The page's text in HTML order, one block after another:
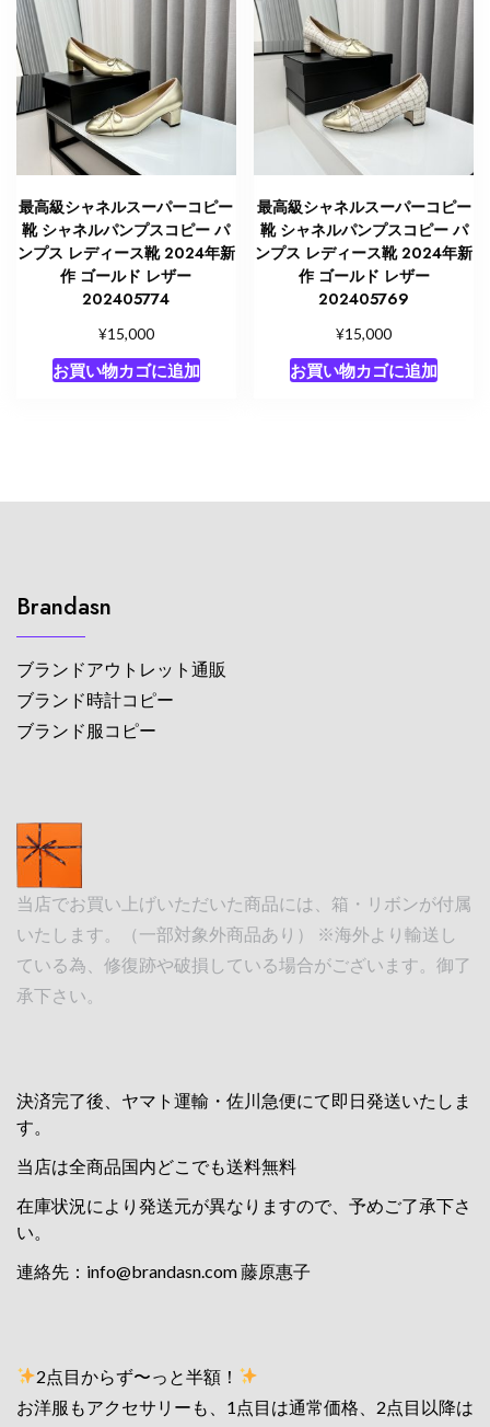
最高級シャネルスーパーコピー
靴 シャネルパンプスコピー パ
ンプス レディース靴 2024年新
作 ゴールド レザー
202405774
¥15,000
お買い物カゴに追加
最高級シャネルスーパーコピー
靴 シャネルパンプスコピー パ
ンプス レディース靴 2024年新
作 ゴールド レザー
202405769
¥15,000
お買い物カゴに追加
Brandasn
ブランドアウトレット通販
ブランド時計コピー
ブランド服コピー
当店でお買い上げいただいた商品には、箱・リボンが付属
いたします。（一部対象外商品あり） ※海外より輸送し
ている為、修復跡や破損している場合がございます。御了
承下さい。
決済完了後、ヤマト運輸・佐川急便にて即日発送いたしま
す。
当店は全商品国内どこでも送料無料
在庫状況により発送元が異なりますので、予めご了承下さ
い。
連絡先： info@brandasn.com藤原惠子
2点目からず〜っと半額！
お洋服もアクセサリーも、1点目は通常価格、2点目以降は